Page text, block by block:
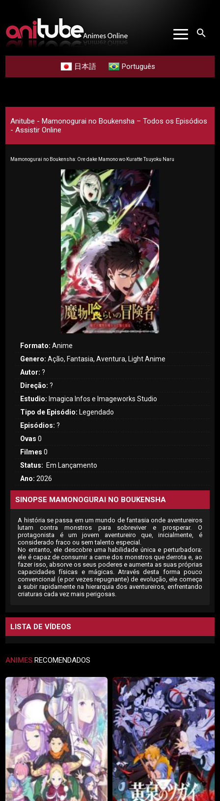
search
日本語 Português
Anitube - Mamonogurai no Boukensha – Todos os Episódios
- Assistir Online
Mamonogurai no Boukensha: Ore dake Mamono wo Kuratte Tsuyoku Naru
Formato: Anime
Genero: Ação, Fantasia, Aventura, Light Anime
Autor:?
Direção:?
Estudio: Imagica Infos e Imageworks Studio
Tipo de Episódio: Legendado
Episódios: ?
Ovas 0
Filmes 0
Status: Em Lançamento
Ano: 2026
SINOPSE MAMONOGURAI NO BOUKENSHA
A história se passa em um mundo de fantasia onde aventureiros
lutam contra monstros para sobreviver e prosperar. O
protagonista é um jovem aventureiro que, inicialmente, é
considerado fraco ou sem talento especial.
No entanto, ele descobre uma habilidade única e perturbadora:
ele é capaz de consumir a carne dos monstros que derrota e, ao
fazer isso, absorve os seus poderes e aumenta as suas próprias
capacidades físicas e mágicas. Através desta forma pouco
convencional (e por vezes repugnante) de evolução, ele começa
a subir rapidamente na hierarquia dos aventureiros, enfrentando
criaturas cada vez mais perigosas.
LISTA DE VÍDEOS
ANIMES RECOMENDADOS